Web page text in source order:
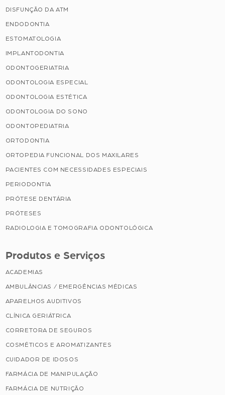
DISFUNÇÃO DA ATM
ENDODONTIA
ESTOMATOLOGIA
IMPLANTODONTIA
ODONTOGERIATRIA
ODONTOLOGIA ESPECIAL
ODONTOLOGIA ESTÉTICA
ODONTOLOGIA DO SONO
ODONTOPEDIATRIA
ORTODONTIA
ORTOPEDIA FUNCIONAL DOS MAXILARES
PACIENTES COM NECESSIDADES ESPECIAIS
PERIODONTIA
PRÓTESE DENTÁRIA
PRÓTESES
RADIOLOGIA E TOMOGRAFIA ODONTOLÓGICA
Produtos e Serviços
ACADEMIAS
AMBULÂNCIAS / EMERGÊNCIAS MÉDICAS
APARELHOS AUDITIVOS
CLÍNICA GERIÁTRICA
CORRETORA DE SEGUROS
COSMÉTICOS E AROMATIZANTES
CUIDADOR DE IDOSOS
FARMÁCIA DE MANIPULAÇÃO
FARMÁCIA DE NUTRIÇÃO